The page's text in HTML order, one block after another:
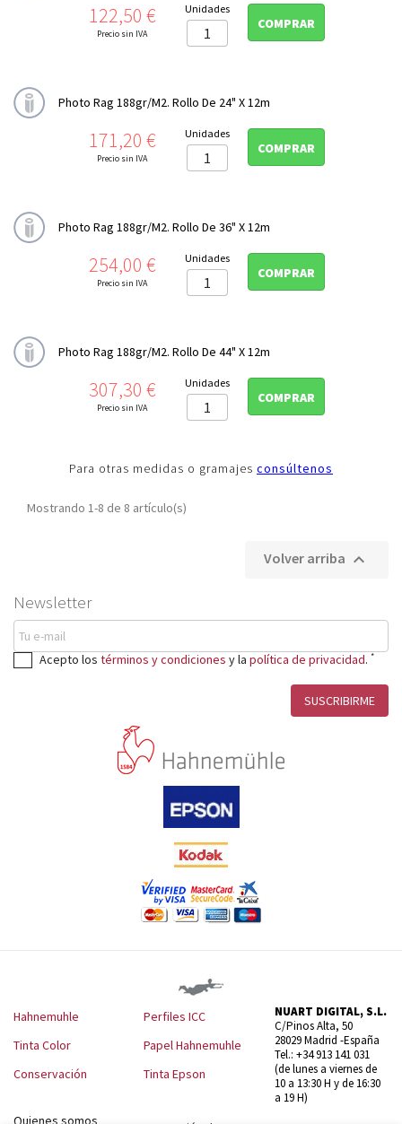
CONSERVACIÓN
Newsletter
Acepto los términos y condiciones y la política de privacidad. *
Precio
122,50 €
Precio sin IVA
Unidades
COMPRAR
Photo Rag 188gr/m2. Rollo De 24" X 12m
Precio
171,20 €
Precio sin IVA
Unidades
COMPRAR
Photo Rag 188gr/m2. Rollo De 36" X 12m
Precio
254,00 €
Precio sin IVA
Unidades
COMPRAR
Photo Rag 188gr/m2. Rollo De 44" X 12m
Precio
307,30 €
Precio sin IVA
Unidades
COMPRAR
Para otras medidas o gramajes consúltenos
Mostrando 1-8 de 8 artículo(s)
Volver arriba 
Hahnemuhle
Tinta Color
Conservación
Perfiles ICC
Papel Hahnemuhle
Tinta Epson
Quienes somos
NUART DIGITAL, S.L.
C/Pinos Alta, 50
28029 Madrid -España
Tel.: +34 913 141 031
(de lunes a viernes de
10 a 13:30 H y de 16:30
a 19 H)